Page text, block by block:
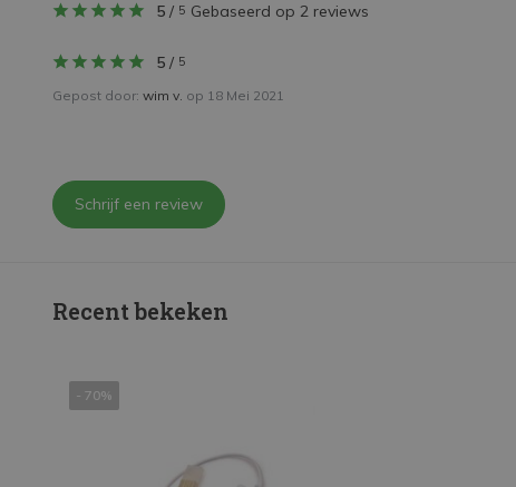
5 / 5 Gebaseerd op 2 reviews
5 / 5
Gepost door: wim v. op 18 Mei 2021
Schrijf een review
Recent bekeken
- 70%